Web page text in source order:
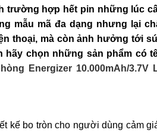
trường hợp hết pin những lúc
mẫu mã đa dạng nhưng lại
thoại, mà còn ảnh hưởng tới
hãy chọn những sản phẩm có
Energizer 10.000mAh/3.7V
kế bo tròn cho người dùng cảm